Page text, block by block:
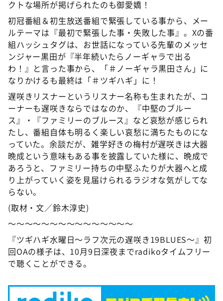
クトな場所が掲げられたのも御愛嬌！
初冠番組＆初生放送番組で緊張している事から、メー
ルテーマは『最初で緊張した事・失敗した事』。Xの番
組ハッシュタグは、お世話になっている先輩のメッセ
ンジャー黒田が『半年続いたらノーギャラで出る
わ！』と言った事から、「＃ノーギャラ黒田さん」に
なりかけるも最終は「＃ツギハギ」に！
遅咲きリスナーというリスナー名称も生まれたが、コ
ーナーも遅咲きならではなのか、『中堅のブルー
ス』・『ファミリーのブルース』など哀愁が感じられ
たし、番組自体も明るく楽しい哀愁に満ちたものにな
っていた。余談だが、雑学好きの梅村が遅咲きは大器
晩成という意味もある事を披露していた様に、晩成で
あろうと、ファミリー持ちの中堅ふたりが大器へと成
り上がっていく姿を見届けられるラジオな気がしてな
らない。
(取材・文／鈴木淳史)
～～～～～～～～～～～～～～～
『ツギハギ水曜日～ラフ次元の遅咲き19BLUES～』初
回OAの様子は、10月9日深夜までradikoタイムフリー
で聴くことができる。